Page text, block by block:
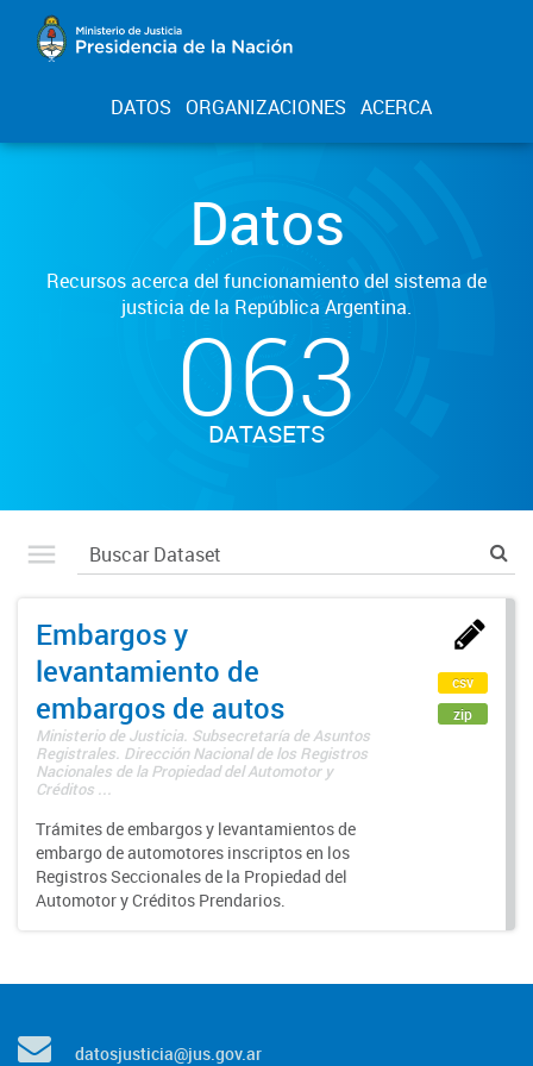
DATOS ORGANIZACIONES ACERCA
Datos
Recursos acerca del funcionamiento del sistema de
justicia de la República Argentina.
063
DATASETS
Embargos y
levantamiento de
embargos de autos
Ministerio de Justicia. Subsecretaría de Asuntos
Registrales. Dirección Nacional de los Registros
Nacionales de la Propiedad del Automotor y
Créditos ...
Trámites de embargos y levantamientos de
embargo de automotores inscriptos en los
Registros Seccionales de la Propiedad del
Automotor y Créditos Prendarios.
csv
zip
datosjusticia@jus.gov.ar